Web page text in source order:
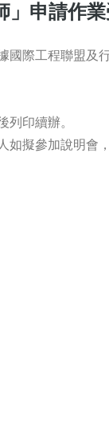
」申請作
際工程聯盟及
列印續辦。
如擬參加說明會